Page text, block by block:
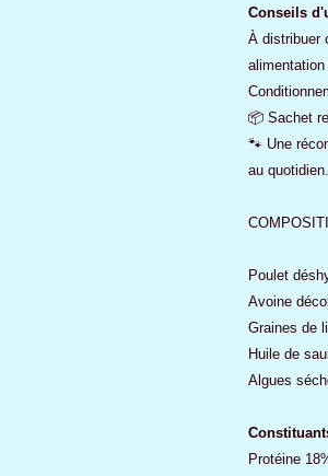
Conseils
À distribuer
📦 Sachet
🐾 Une
au quotidien.
Poulet
Avoine
Graines de
Huile de
Algues
Protéine